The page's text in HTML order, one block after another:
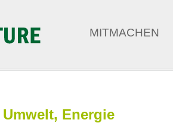
MITMACHEN
Energie